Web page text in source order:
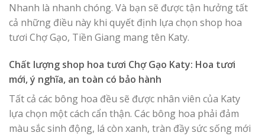
Nhanh là nhanh chóng. Và bạn sẽ được tận hưởng tất
cả những điều này khi quyết định lựa chọn shop hoa
tươi Chợ Gạo, Tiền Giang mang tên Katy.
Chất lượng shop hoa tươi Chợ Gạo Katy: Hoa tươi
mới, ý nghĩa, an toàn có bảo hành
Tất cả các bông hoa đều sẽ được nhân viên của Katy
lựa chọn một cách cẩn thận. Các bông hoa phải đảm
màu sắc sinh động, lá còn xanh, tràn đầy sức sống mới